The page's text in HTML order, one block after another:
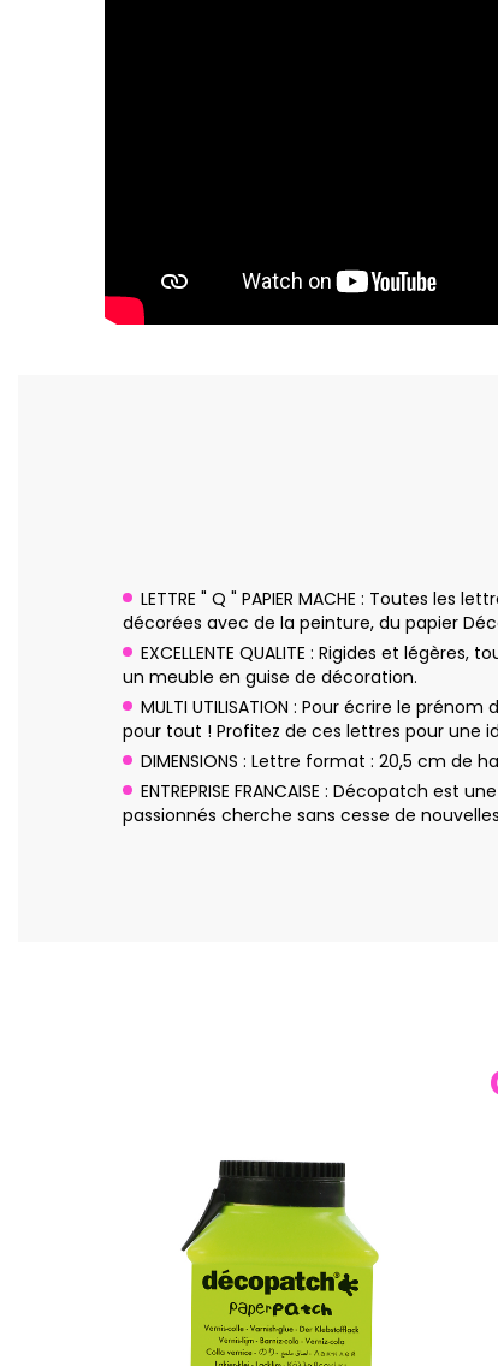
LETTRE " Q " PAPIER MACHE : Toutes
décorées avec de la peinture, du papier
EXCELLENTE QUALITE : Rigides et
un meuble en guise de décoration.
MULTI UTILISATION : Pour écrire le
pour tout ! Profitez de ces lettres pour une
DIMENSIONS : Lettre format : 20,5 cm de
ENTREPRISE FRANCAISE : Décopatch
passionnés cherche sans cesse de